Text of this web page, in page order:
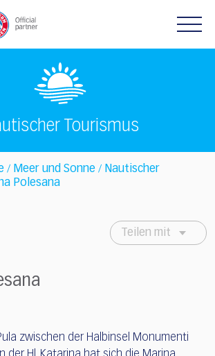
Tourismus
/ Meer und Sonne / Nautischer
Polesana
Teilen mit
zwischen der Halbinsel Monumenti